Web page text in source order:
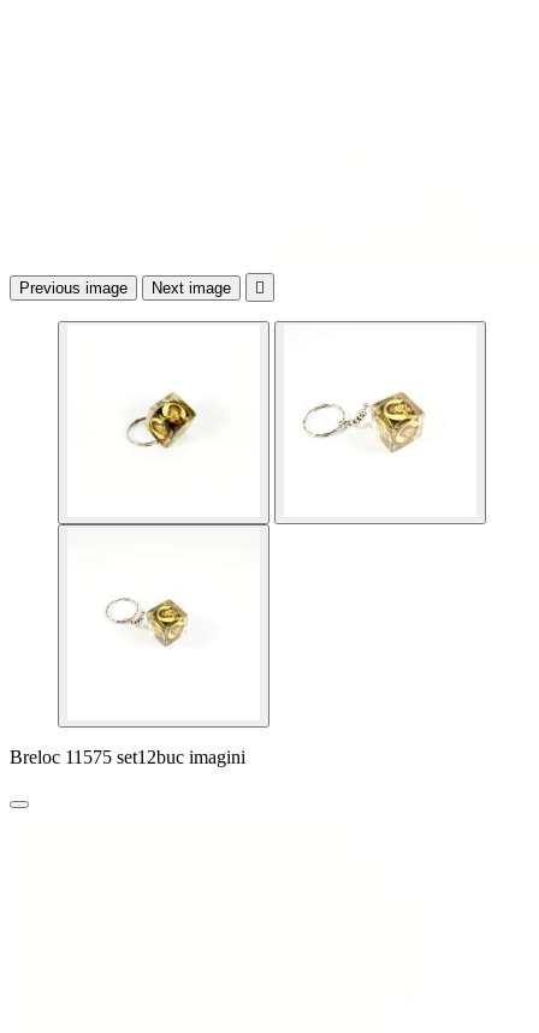
Previous image Next image 
Breloc 11575 set12buc imagini